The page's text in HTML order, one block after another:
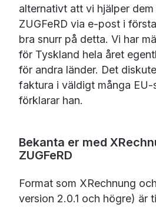
alternativt att vi hjälper
ZUGFeRD via e-post i
bra snurr på detta. Vi har
för Tyskland hela året
för andra länder. Det
faktura i väldigt många EU-
förklarar han.
Bekanta er med
ZUGFeRD
Format som XRechnung
version 2.0.1 och högre) är